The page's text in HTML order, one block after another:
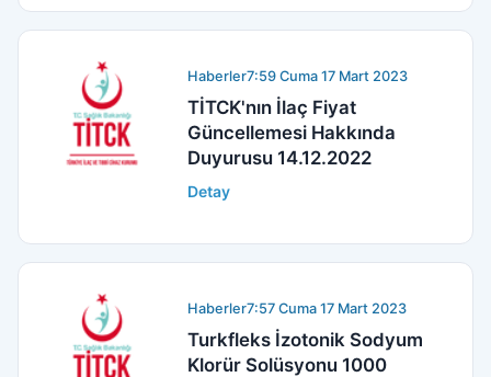
Haberler7:59 Cuma 17 Mart 2023
TİTCK'nın İlaç Fiyat
Güncellemesi Hakkında
Duyurusu 14.12.2022
Detay
Haberler7:57 Cuma 17 Mart 2023
Turkfleks İzotonik Sodyum
Klorür Solüsyonu 1000